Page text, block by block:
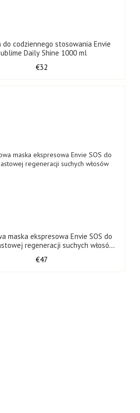
do codziennego stosowania Envie
Daily Shine 1000 ml
€32
maska ​​ekspresowa Envie SOS do
regeneracji suchych włosów
€47